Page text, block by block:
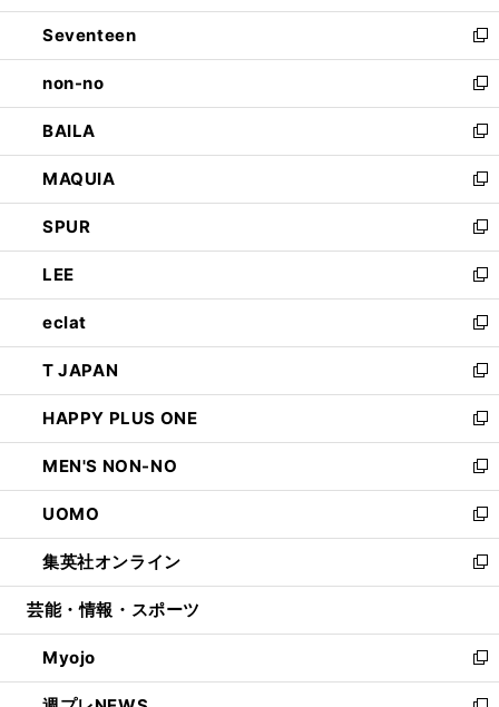
開
く
ウ
で
開
く
ン
ド
ウ
で
開
く
Seventeen
新
し
い
ウ
ィ
ン
ド
ウ
で
開
く
non-no
新
し
い
ウ
ィ
ン
ド
ウ
で
開
く
BAILA
新
し
い
ウ
ィ
ン
ド
ウ
で
開
く
MAQUIA
新
し
い
ウ
ィ
ン
ド
ウ
で
開
く
SPUR
新
し
い
ウ
ィ
ン
ド
ウ
で
開
く
LEE
新
し
い
ウ
ィ
ン
ド
ウ
で
開
く
eclat
新
し
い
ウ
ィ
ン
ド
ウ
で
開
く
T JAPAN
新
し
い
ウ
ィ
ン
ド
ウ
で
開
HAPPY PLUS ONE
新
し
い
ウ
ィ
ン
ド
ウ
開
く
MEN'S NON-NO
新
し
い
ウ
ィ
ン
ウ
で
開
UOMO
新
し
い
ウ
ン
ド
ウ
集英社オンライン
新
し
ウ
ィ
ン
芸能・情報・スポーツ
Myojo
新
し